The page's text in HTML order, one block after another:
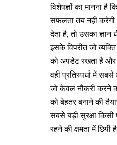
विशेषज्ञों का मानना
सफलता तय नहीं
देता है, तो उसका ज्ञान
इसके विपरीत जो
को अपडेट रखता है
वही प्रतिस्पर्धा में
जो केवल नौकरी करने
को बेहतर बनाने की
सबसे बड़ी सुरक्षा किसी
रहने की क्षमता में छिपी